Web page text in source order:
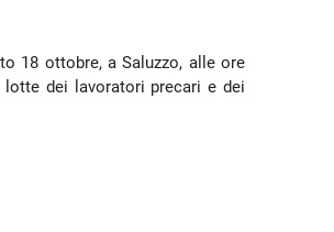
18 ottobre, a Saluzzo, alle ore
dei lavoratori precari e dei